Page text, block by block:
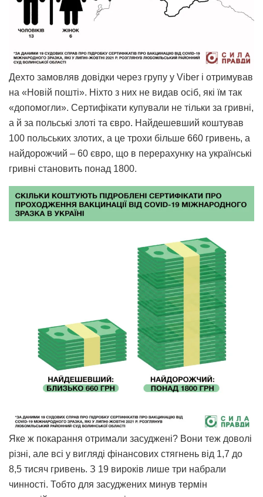
Дехто замовляв довідки через групу у Viber і отримував
на «Новій пошті». Ніхто з них не видав осіб, які їм так
«допомогли». Сертифікати купували не тільки за гривні,
а й за польські злоті та євро. Найдешевший коштував
100 польських злотих, а це трохи більше 660 гривень, а
найдорожчий – 60 євро, що в перерахунку на українські
гривні становить понад 1800.
Яке ж покарання отримали засуджені? Вони теж доволі
різні, але всі у вигляді фінансових стягнень від 1,7 до
8,5 тисяч гривень. З 19 вироків лише три набрали
чинності. Тобто для засуджених минув термін